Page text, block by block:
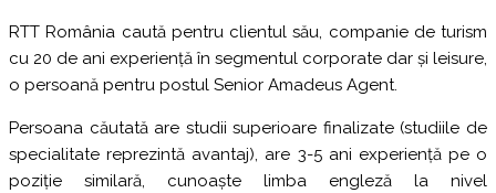
RTT România caută pentru clientul său, companie de turism
cu 20 de ani experiență în segmentul corporate dar și leisure,
o persoană pentru postul Senior Amadeus Agent.
Persoana căutată are studii superioare finalizate (studiile de
specialitate reprezintă avantaj), are 3-5 ani experiență pe o
poziție similară, cunoaște limba engleză la nivel